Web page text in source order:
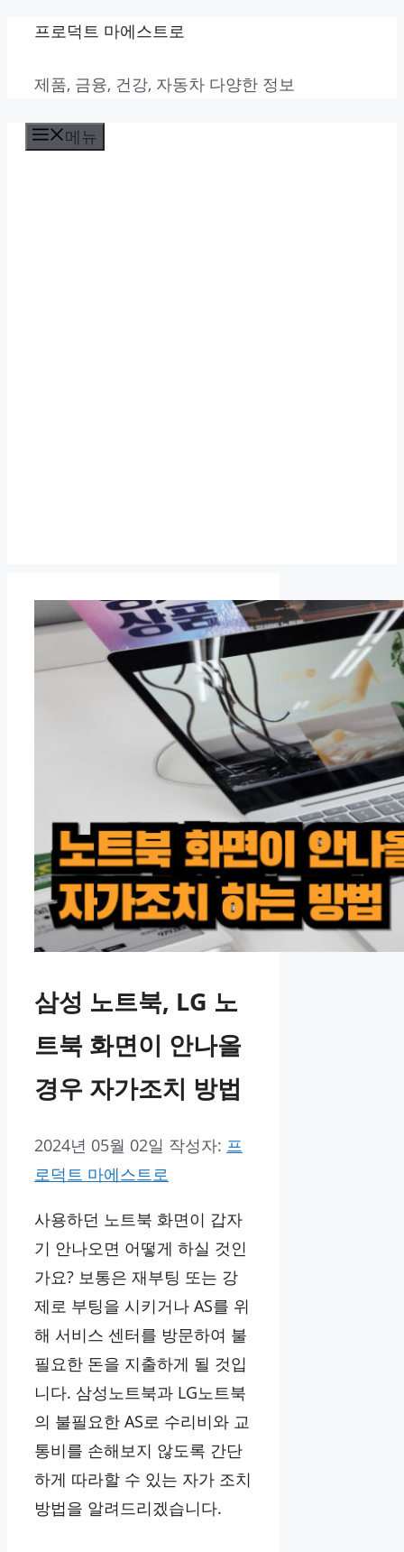
프로덕트 마에스트로
제품, 금융, 건강, 자동차 다양한 정보
메뉴
삼성 노트북, LG 노
트북 화면이 안나올
경우 자가조치 방법
2024년 05월 02일 작성자: 프
로덕트 마에스트로
사용하던 노트북 화면이 갑자
기 안나오면 어떻게 하실 것인
가요? 보통은 재부팅 또는 강
제로 부팅을 시키거나 AS를 위
해 서비스 센터를 방문하여 불
필요한 돈을 지출하게 될 것입
니다. 삼성노트북과 LG노트북
의 불필요한 AS로 수리비와 교
통비를 손해보지 않도록 간단
하게 따라할 수 있는 자가 조치
방법을 알려드리겠습니다.